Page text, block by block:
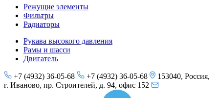
Режущие элементы
Фильтры
Радиаторы
Рукава высокого давления
Рамы и шасси
Двигатель
+7 (4932) 36-05-68 +7 (4932) 36-05-68
153040, Россия,
г. Иваново, пр. Строителей, д. 94, офис 152